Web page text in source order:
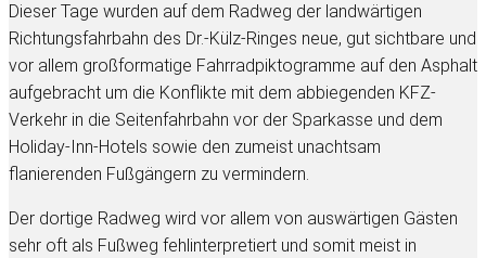
Dieser Tage wurden auf dem Radweg der landwärtigen
Richtungsfahrbahn des Dr.-Külz-Ringes neue, gut sichtbare und
vor allem großformatige Fahrradpiktogramme auf den Asphalt
aufgebracht um die Konflikte mit dem abbiegenden KFZ-
Verkehr in die Seitenfahrbahn vor der Sparkasse und dem
Holiday-Inn-Hotels sowie den zumeist unachtsam
flanierenden Fußgängern zu vermindern.
Der dortige Radweg wird vor allem von auswärtigen Gästen
sehr oft als Fußweg fehlinterpretiert und somit meist in